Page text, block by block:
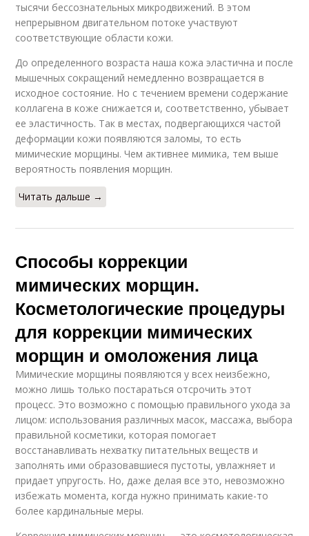
тысячи бессознательных микродвижений. В этом
непрерывном двигательном потоке участвуют
соответствующие области кожи.
До определенного возраста наша кожа эластична и после
мышечных сокращений немедленно возвращается в
исходное состояние. Но с течением времени содержание
коллагена в коже снижается и, соответственно, убывает
ее эластичность. Так в местах, подвергающихся частой
деформации кожи появляются заломы, то есть
мимические морщины. Чем активнее мимика, тем выше
вероятность появления морщин.
Читать дальше →
Способы коррекции
мимических морщин.
Косметологические процедуры
для коррекции мимических
морщин и омоложения лица
Мимические морщины появляются у всех неизбежно,
можно лишь только постараться отсрочить этот
процесс. Это возможно с помощью правильного ухода за
лицом: использования различных масок, массажа, выбора
правильной косметики, которая помогает
восстанавливать нехватку питательных веществ и
заполнять ими образовавшиеся пустоты, увлажняет и
придает упругость. Но, даже делая все это, невозможно
избежать момента, когда нужно принимать какие-то
более кардинальные меры.